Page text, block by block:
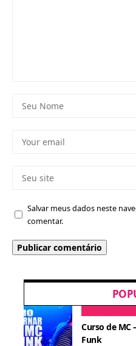
Salvar meus dados neste
comentar.
Curso de MC
Funk